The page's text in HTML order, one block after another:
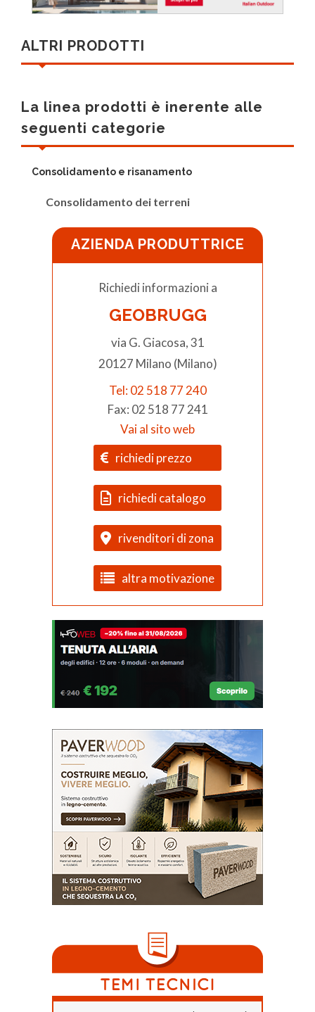
ALTRI PRODOTTI
La linea prodotti è inerente alle
seguenti categorie
Consolidamento e risanamento
Consolidamento dei terreni
AZIENDA PRODUTTRICE
Richiedi informazioni a
GEOBRUGG
via G. Giacosa, 31
20127 Milano (Milano)
Tel: 02 518 77 240
Fax: 02 518 77 241
Vai al sito web
richiedi prezzo
richiedi catalogo
rivenditori di zona
altra motivazione